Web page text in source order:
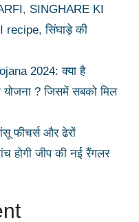
, SINGHARE KI
recipe,सिंघाड़े की
2024: क्या है
? जिसमें सबको मिल
फीचर्स और ढेरों
होगी जीप की नई रैंगलर